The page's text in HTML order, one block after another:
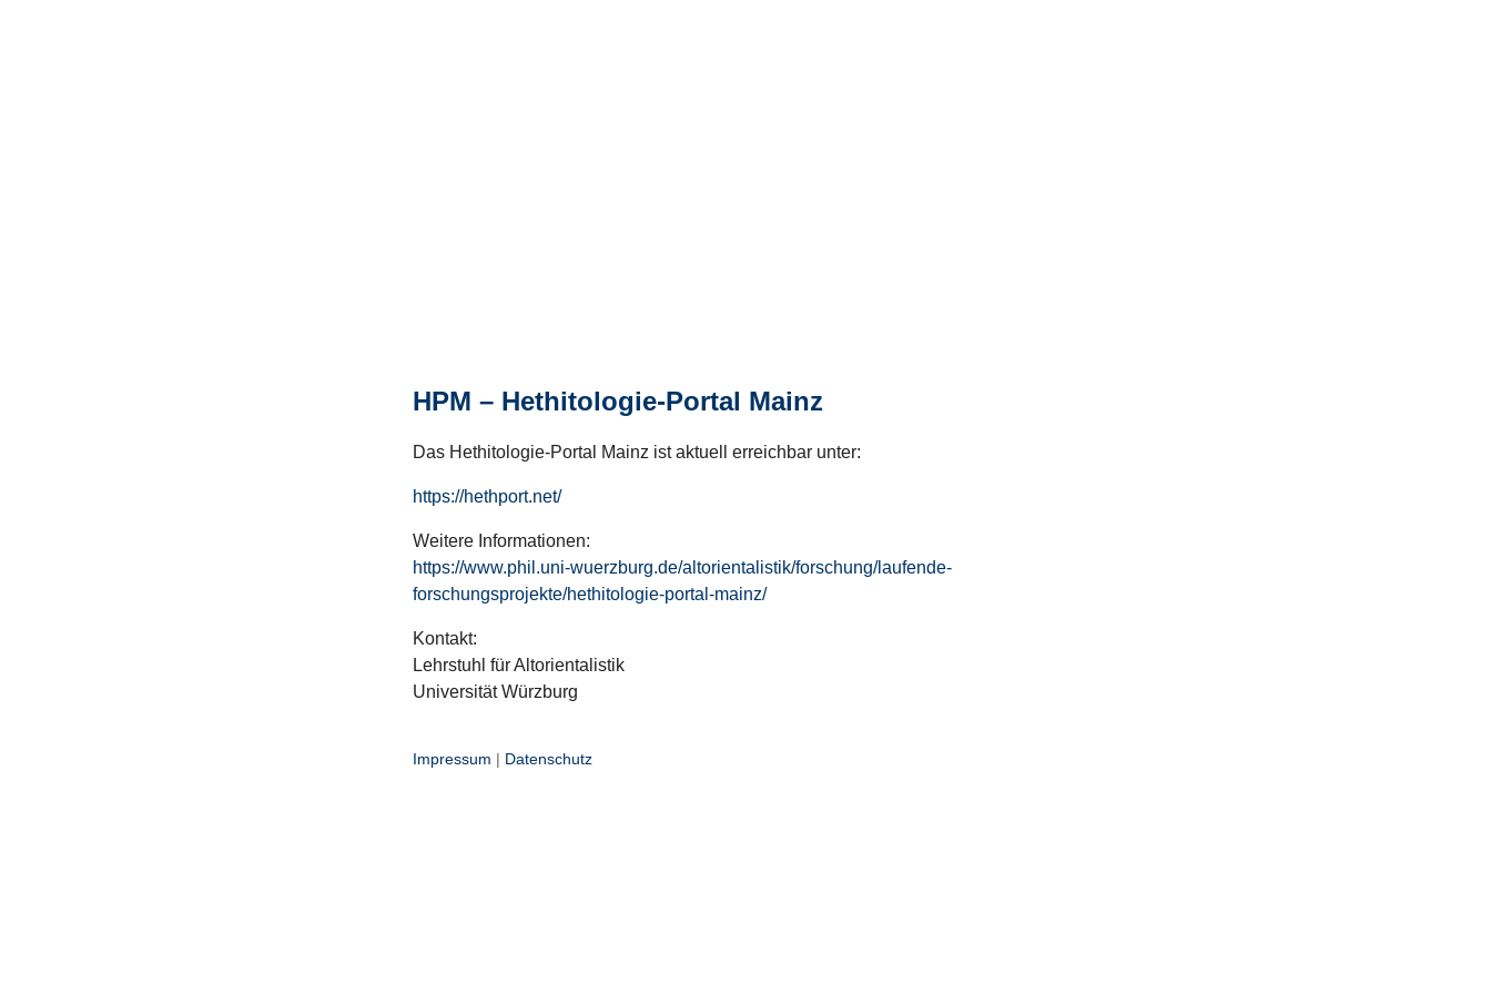
HPM – Hethitologie-Portal Mainz
Das Hethitologie-Portal Mainz ist aktuell erreichbar unter:
https://hethport.net/
Weitere Informationen:
https://www.phil.uni-wuerzburg.de/altorientalistik/forschung/laufende-
forschungsprojekte/hethitologie-portal-mainz/
Kontakt:
Lehrstuhl für Altorientalistik
Universität Würzburg
Impressum | Datenschutz